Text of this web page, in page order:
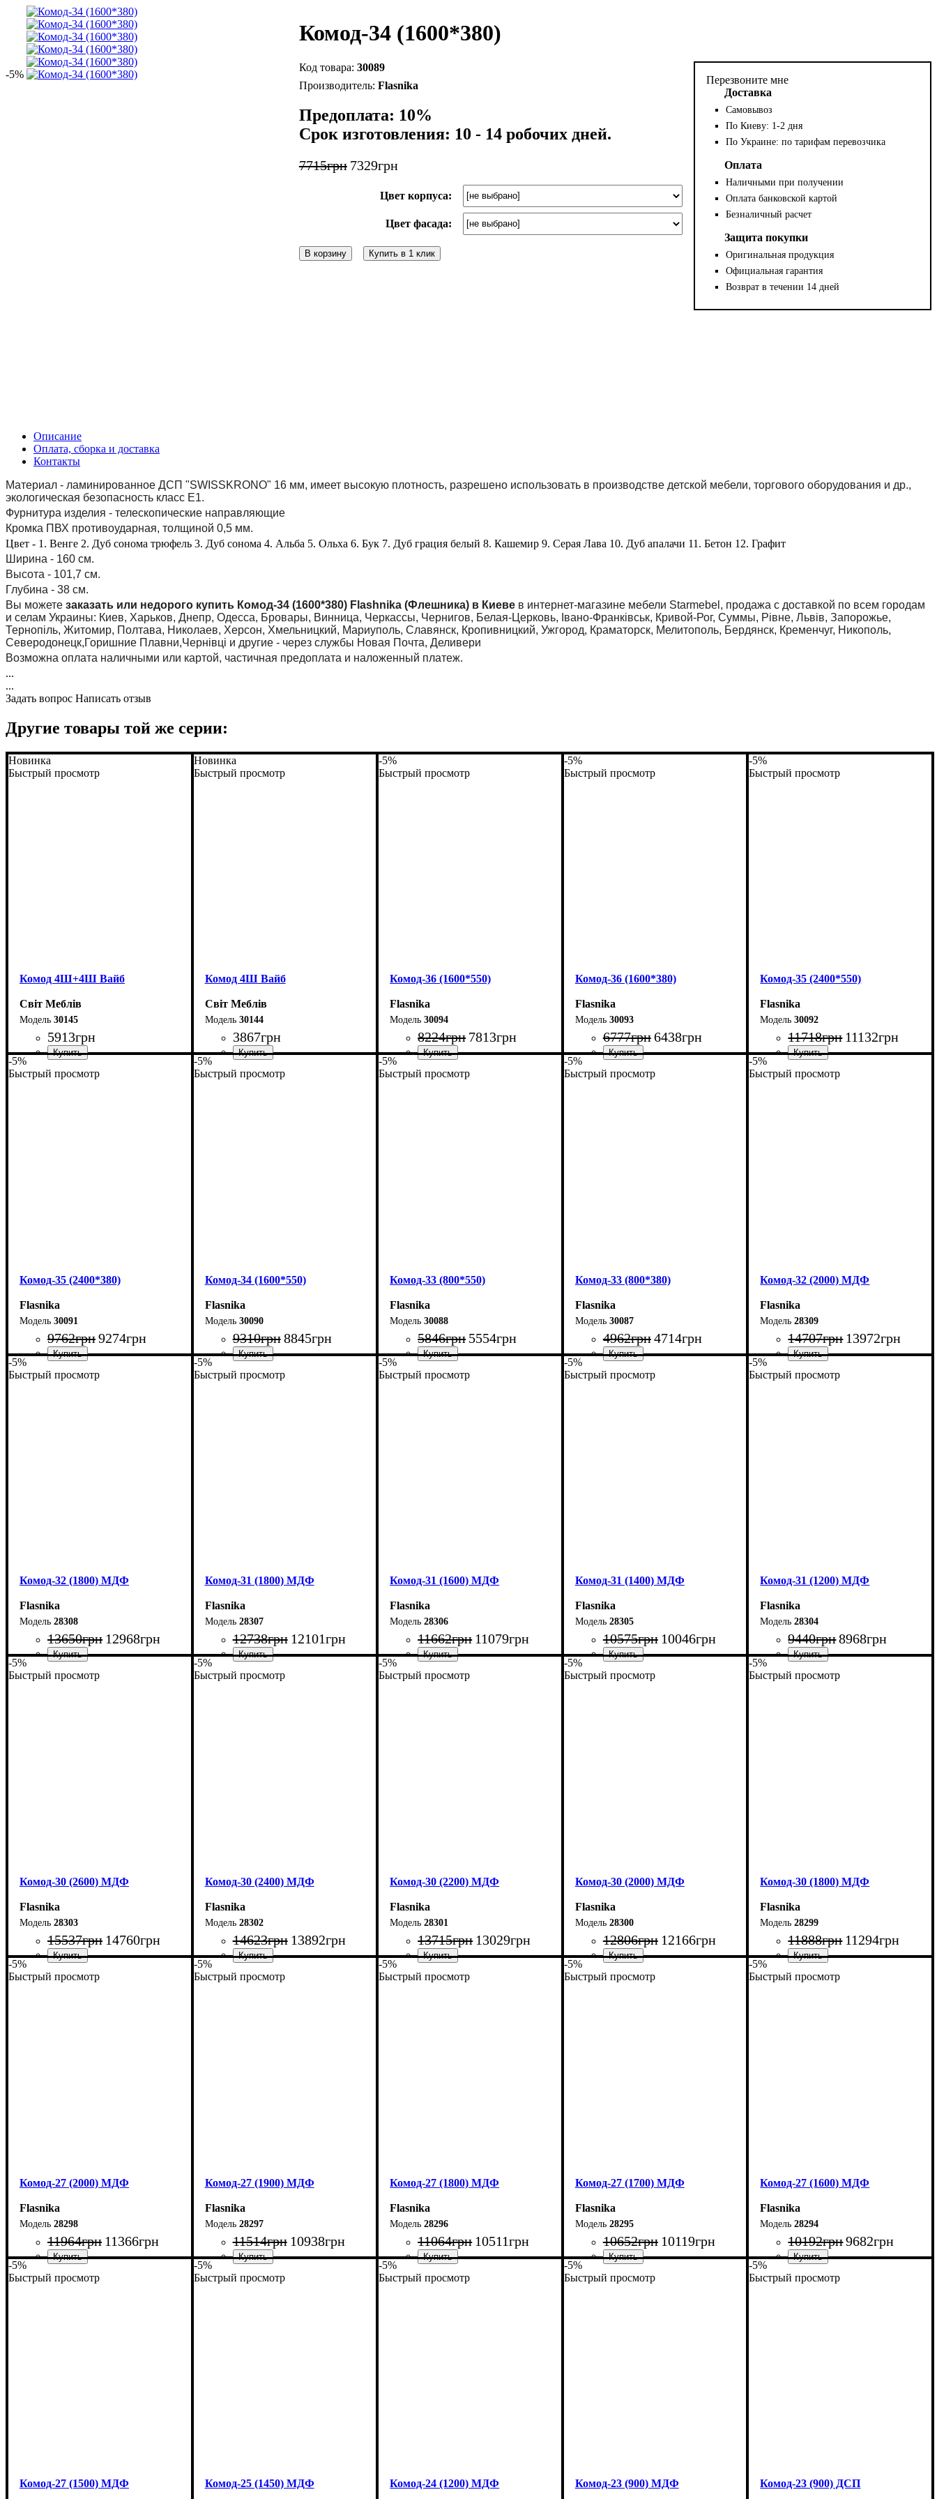
-5%
Комод-34 (1600*380)
30089
Flasnika
Предоплата: 10%
Срок изготовления: 10 - 14 робочих дней.
7715грн 7329грн
Цвет корпуса:
Цвет фасада:
В корзину Купить в 1 клик
Перезвоните мне
Доставка
Самовывоз
По Киеву: 1-2 дня
По Украине: по тарифам перевозчика
Оплата
Наличными при получении
Оплата банковской картой
Безналичный расчет
Защита покупки
Оригинальная продукция
Официальная гарантия
Возврат в течении 14 дней
Описание
Оплата, сборка и доставка
Контакты
Материал - ламинированное ДСП "SWISSKRONO" 16 мм, имеет высокую плотность, разрешено использовать в производстве детской мебели, торгового оборудования и др.,
экологическая безопасность класс Е1.
Фурнитура изделия - телескопические направляющие
Кромка ПВХ противоударная, толщиной 0,5 мм.
Цвет - 1. Венге 2. Дуб сонома трюфель 3. Дуб сонома 4. Альба 5. Ольха 6. Бук 7. Дуб грация белый 8. Кашемир 9. Серая Лава 10. Дуб апалачи 11. Бетон 12. Графит
Ширина - 160 см.
Высота - 101,7 см.
Глубина - 38 см.
Вы можете заказать или недорого купить Комод-34 (1600*380) Flashnika (Флешника) в Киеве в интернет-магазине мебели Starmebel, продажа с доставкой по всем городам
и селам Украины: Киев, Харьков, Днепр, Одесса, Бровары, Винница, Черкассы, Чернигов, Белая-Церковь, Івано-Франківськ, Кривой-Рог, Суммы, Рівне, Львів, Запорожье,
Тернопіль, Житомир, Полтава, Николаев, Херсон, Хмельницкий, Мариуполь, Славянск, Кропивницкий, Ужгород, Краматорск, Мелитополь, Бердянск, Кременчуг, Никополь,
Северодонецк,Горишние Плавни,Чернівці и другие - через службы Новая Почта, Деливери
Возможна оплата наличными или картой, частичная предоплата и наложенный платеж.
...
...
Задать вопрос Написать отзыв
Другие товары той же серии:
Новинка
Быстрый просмотр
Комод 4Ш+4Ш Вайб
Світ Меблів
30145
5913грн
Новинка
Быстрый просмотр
Комод 4Ш Вайб
Світ Меблів
30144
3867грн
-5%
Быстрый просмотр
Комод-36 (1600*550)
Flasnika
30094
8224грн 7813грн
-5%
Быстрый просмотр
Комод-36 (1600*380)
Flasnika
30093
6777грн6438грн
-5%
Быстрый просмотр
Комод-35 (2400*550)
Flasnika
30092
11718грн 11132грн
-5%
Быстрый просмотр
Комод-35 (2400*380)
Flasnika
30091
9762грн9274грн
-5%
Быстрый просмотр
Комод-34 (1600*550)
Flasnika
30090
9310грн 8845грн
-5%
Быстрый просмотр
Комод-33 (800*550)
Flasnika
30088
5846грн 5554грн
-5%
Быстрый просмотр
Комод-33 (800*380)
Flasnika
30087
4962грн4714грн
-5%
Быстрый просмотр
Комод-32 (2000) МДФ
Flasnika
28309
14707грн 13972грн
-5%
Быстрый просмотр
Комод-32 (1800) МДФ
Flasnika
28308
13650грн 12968грн
-5%
Быстрый просмотр
Комод-31 (1800) МДФ
Flasnika
28307
12738грн 12101грн
-5%
Быстрый просмотр
Комод-31 (1600) МДФ
Flasnika
28306
11662грн 11079грн
-5%
Быстрый просмотр
Комод-31 (1400) МДФ
Flasnika
28305
10575грн 10046грн
-5%
Быстрый просмотр
Комод-31 (1200) МДФ
Flasnika
28304
9440грн8968грн
-5%
Быстрый просмотр
Комод-30 (2600) МДФ
Flasnika
28303
15537грн 14760грн
-5%
Быстрый просмотр
Комод-30 (2400) МДФ
Flasnika
28302
14623грн 13892грн
-5%
Быстрый просмотр
Комод-30 (2200) МДФ
Flasnika
28301
13715грн 13029грн
-5%
Быстрый просмотр
Комод-30 (2000) МДФ
Flasnika
28300
12806грн 12166грн
-5%
Быстрый просмотр
Комод-30 (1800) МДФ
Flasnika
28299
11888грн 11294грн
-5%
Быстрый просмотр
Комод-27 (2000) МДФ
Flasnika
28298
11964грн 11366грн
-5%
Быстрый просмотр
Комод-27 (1900) МДФ
Flasnika
28297
11514грн 10938грн
-5%
Быстрый просмотр
Комод-27 (1800) МДФ
Flasnika
28296
11064грн 10511грн
-5%
Быстрый просмотр
Комод-27 (1700) МДФ
Flasnika
28295
10652грн 10119грн
-5%
Быстрый просмотр
Комод-27 (1600) МДФ
Flasnika
28294
10192грн9682грн
-5%
Быстрый просмотр
Комод-27 (1500) МДФ
-5%
Быстрый просмотр
Комод-25 (1450) МДФ
-5%
Быстрый просмотр
Комод-24 (1200) МДФ
-5%
Быстрый просмотр
Комод-23 (900) МДФ
-5%
Быстрый просмотр
Комод-23 (900) ДСП